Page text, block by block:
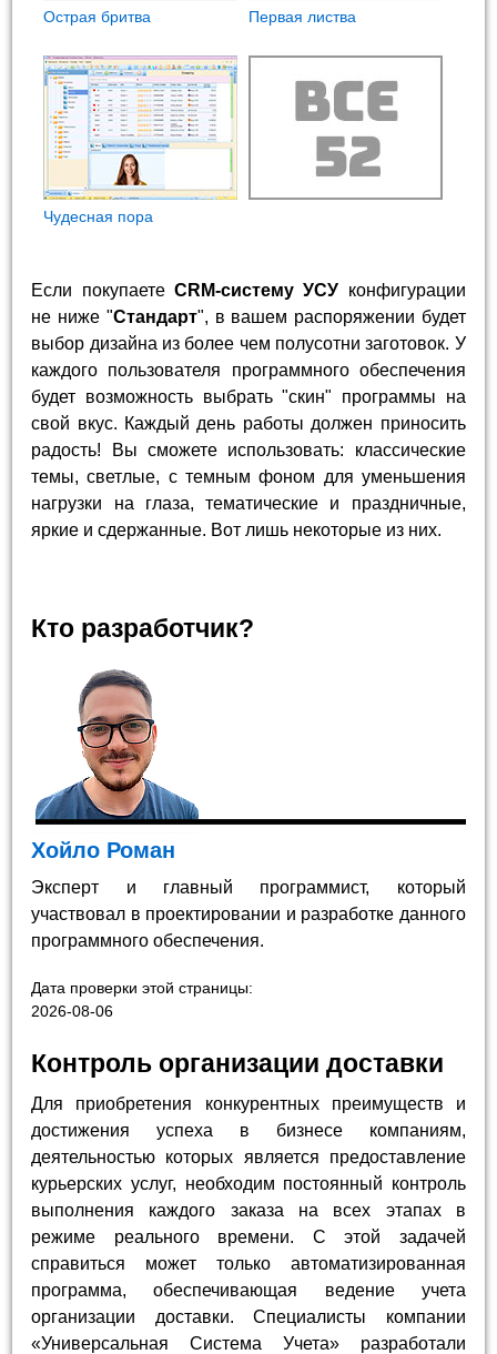
Острая бритва Первая листва
Чудесная пора
Если покупаете CRM-систему УСУ конфигурации
не ниже "Стандарт", в вашем распоряжении будет
выбор дизайна из более чем полусотни заготовок. У
каждого пользователя программного обеспечения
будет возможность выбрать "скин" программы на
свой вкус. Каждый день работы должен приносить
радость! Вы сможете использовать: классические
темы, светлые, с темным фоном для уменьшения
нагрузки на глаза, тематические и праздничные,
яркие и сдержанные. Вот лишь некоторые из них.
Кто разработчик?
Хойло Роман
Эксперт и главный программист, который
участвовал в проектировании и разработке данного
программного обеспечения.
Дата проверки этой страницы:
2026-08-06
Контроль организации доставки
Для приобретения конкурентных преимуществ и
достижения успеха в бизнесе компаниям,
деятельностью которых является предоставление
курьерских услуг, необходим постоянный контроль
выполнения каждого заказа на всех этапах в
режиме реального времени. С этой задачей
справиться может только автоматизированная
программа, обеспечивающая ведение учета
организации доставки. Специалисты компании
«Универсальная Система Учета» разработали